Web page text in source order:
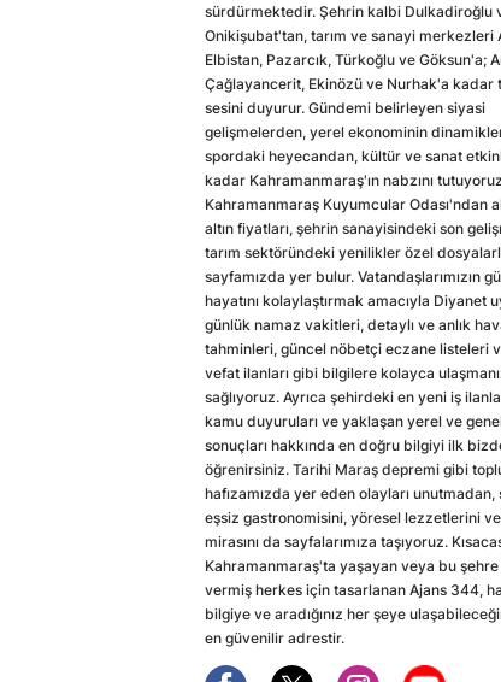
sürdürmektedir. Şehrin kalbi Dulkadiroğlu
Onikişubat'tan, tarım ve sanayi merkezleri
Elbistan, Pazarcık, Türkoğlu ve Göksun'a;
Çağlayancerit, Ekinözü ve Nurhak'a kadar
sesini duyurur. Gündemi belirleyen siyasi
gelişmelerden, yerel ekonominin
spordaki heyecandan, kültür ve sanat
kadar Kahramanmaraş'ın nabzını
Kahramanmaraş Kuyumcular Odası'ndan
altın fiyatları, şehrin sanayisindeki son
tarım sektöründeki yenilikler özel
sayfamızda yer bulur. Vatandaşlarımızın
hayatını kolaylaştırmak amacıyla Diyanet
günlük namaz vakitleri, detaylı ve anlık
tahminleri, güncel nöbetçi eczane listeleri
vefat ilanları gibi bilgilere kolayca
sağlıyoruz. Ayrıca şehirdeki en yeni iş
kamu duyuruları ve yaklaşan yerel ve
sonuçları hakkında en doğru bilgiyi ilk
öğrenirsiniz. Tarihi Maraş depremi gibi
hafızamızda yer eden olayları
eşsiz gastronomisini, yöresel lezzetlerini
mirasını da sayfalarımıza taşıyoruz.
Kahramanmaraş'ta yaşayan veya bu
vermiş herkes için tasarlanan Ajans 344,
bilgiye ve aradığınız her şeye
en güvenilir adrestir.